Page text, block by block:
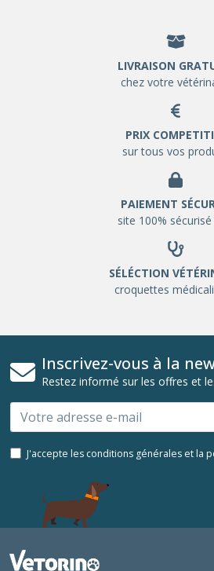
LIVRAISON
chez votre
PRIX
sur tous vos
PAIEMENT
site 100% sécurisé
SÉLÉCTION
croquettes
Inscrivez-vous à la
Restez informé sur les offres et
Email
J'accepte les conditions générales et la